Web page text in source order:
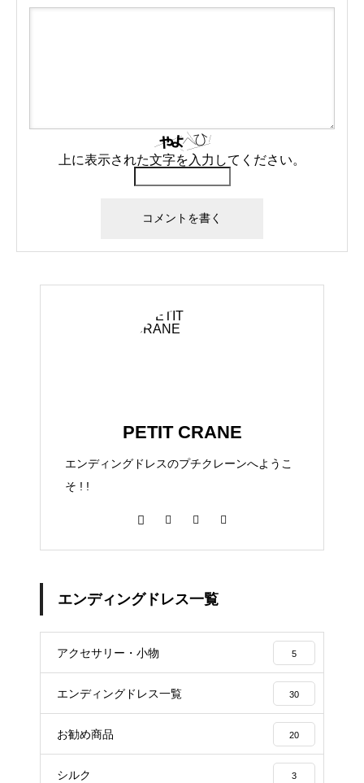
上に表示された文字を入力してください。
PETIT CRANE
エンディングドレスのプチクレーンへようこ
そ ! !
エンディングドレス一覧
アクセサリー・小物 5
エンディングドレス一覧 30
お勧め商品 20
シルク 3